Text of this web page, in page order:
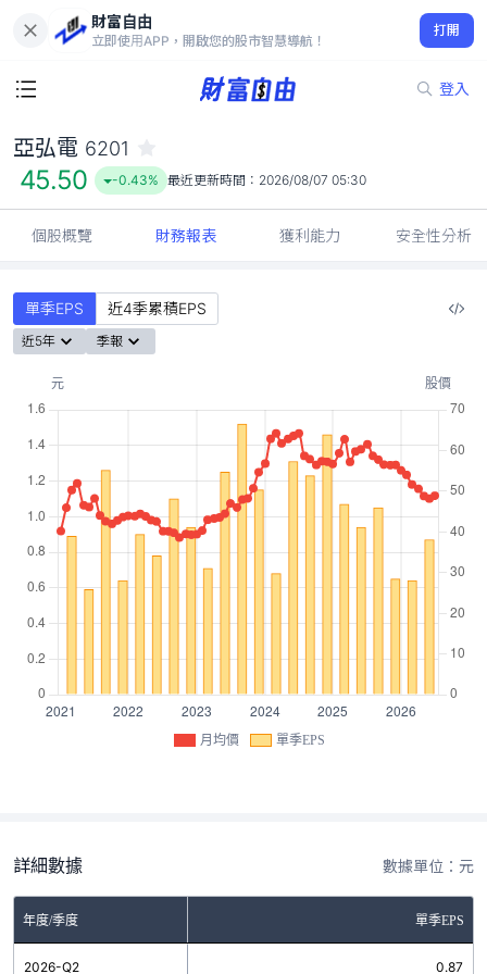
財富自由
立即使用APP，開啟您的股市智慧導航！
打開
登入
45.50
-0.43%
亞弘電 6201
45.50 -0.43% 最近更新時間： 2026/08/07 05:30
個股概覽 財務報表 獲利能力 安全性分析
單季EPS 近4季累積EPS
近5年 季報
月均價 單季EPS
詳細數據 數據單位：元
年度/季度 單季EPS
2026-Q2 0.87